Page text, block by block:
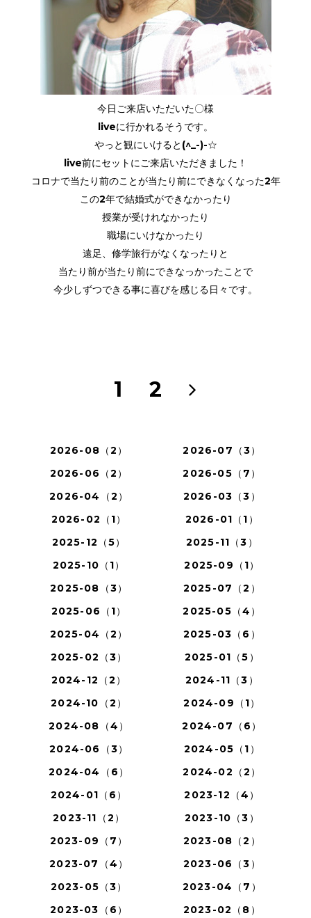
今日ご来店いただいた〇様
liveに行かれるそうです。
やっと観にいけると(^_-)-☆
live前にセットにご来店いただきました！
コロナで当たり前のことが当たり前にできなくなった2年
この2年で結婚式ができなかったり
授業が受けれなかったり
職場にいけなかったり
遠足、修学旅行がなくなったりと
当たり前が当たり前にできなっかったことで
今少しずつできる事に喜びを感じる日々です。
1 2
2026-08（2）
2026-07（3）
2026-06（2）
2026-05（7）
2026-04（2）
2026-03（3）
2026-02（1）
2026-01（1）
2025-12（5）
2025-11（3）
2025-10（1）
2025-09（1）
2025-08（3）
2025-07（2）
2025-06（1）
2025-05（4）
2025-04（2）
2025-03（6）
2025-02（3）
2025-01（5）
2024-12（2）
2024-11（3）
2024-10（2）
2024-09（1）
2024-08（4）
2024-07（6）
2024-06（3）
2024-05（1）
2024-04（6）
2024-02（2）
2024-01（6）
2023-12（4）
2023-11（2）
2023-10（3）
2023-09（7）
2023-08（2）
2023-07（4）
2023-06（3）
2023-05（3）
2023-04（7）
2023-03（6）
2023-02（8）